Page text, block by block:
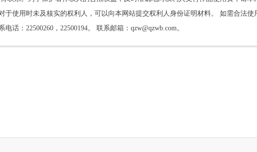
于使用时未及核实的权利人，可以向本网站提交权利人身份证明材料。 如需合法使
话：22500260，22500194。 联系邮箱：qzw@qzwb.com。